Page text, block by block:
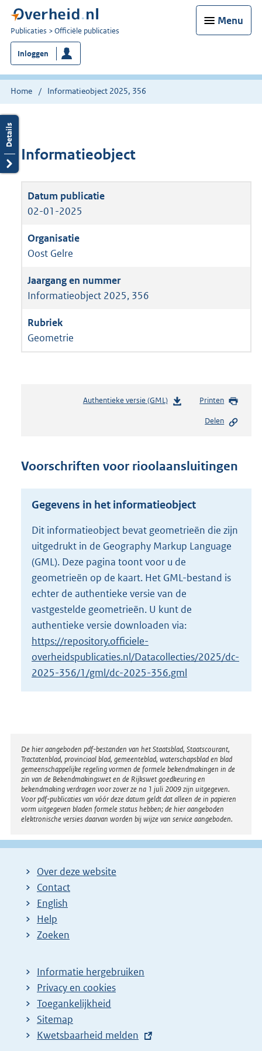
Menu
U
bent
nu
hier:
Publicaties Officiële publicaties
Inloggen
Home Informatieobject 2025, 356
Informatieobject
02-01-2025
Oost Gelre
Informatieobject 2025, 356
Geometrie
Authentieke versie (GML)b
n
s
r
o
t
t
e
2
K
b
Printen
Delen
Voorschriften voor rioolaansluitingen
Gegevens in het informatieobject
Dit informatieobject bevat geometrieën die zijn
uitgedrukt in de Geography Markup Language
(GML). Deze pagina toont voor u de
geometrieën op de kaart. Het GML-bestand is
echter de authentieke versie van de
vastgestelde geometrieën. U kunt de
authentieke versie downloaden via:
https://repository.officiele-
overheidspublicaties.nl/Datacollecties/2025/dc-
2025-356/1/gml/dc-2025-356.gml
Disclaimer
De hier aangeboden pdf-bestanden van het Staatsblad, Staatscourant,
Tractatenblad, provinciaal blad, gemeenteblad, waterschapsblad en blad
gemeenschappelijke regeling vormen de formele bekendmakingen in de
zin van de Bekendmakingswet en de Rijkswet goedkeuring en
bekendmaking verdragen voor zover ze na 1 juli 2009 zijn uitgegeven.
Voor pdf-publicaties van vóór deze datum geldt dat alleen de in papieren
vorm uitgegeven bladen formele status hebben; de hier aangeboden
elektronische versies daarvan worden bij wijze van service aangeboden.
Over deze website
Contact
English
Help
Zoeken
Informatie hergebruiken
Privacy en cookies
Toegankelijkheid
Sitemap
E
Kwetsbaarheid melden